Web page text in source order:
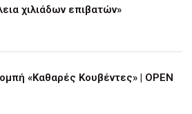
χιλιάδων επιβατών»
«Καθαρές Κουβέντες» | OPEN